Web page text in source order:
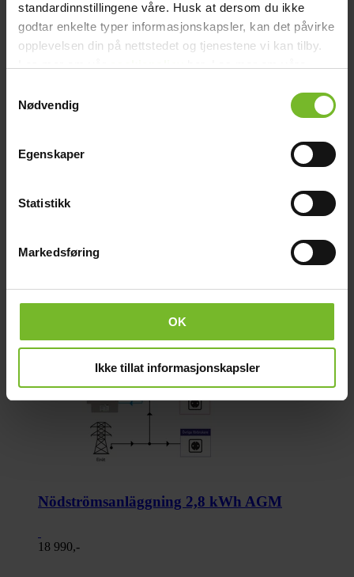
standardinnstillingene våre. Husk at dersom du ikke
godtar enkelte typer informasjonskapsler, kan det påvirke
opplevelsen din på nettstedet og tjenestene vi kan tilby.
Nødvendig
Egenskaper
Statistikk
Markedsføring
OK
Ikke tillat informasjonskapsler
Teknisk data
Varumärke:Sunwind
Paketets dimensioner
Bredd (cm):0
Höjd (cm):0
Recensioner
Köp fler få 15%
Nödströmsanläggning 2,8 kWh AGM
18 990,-